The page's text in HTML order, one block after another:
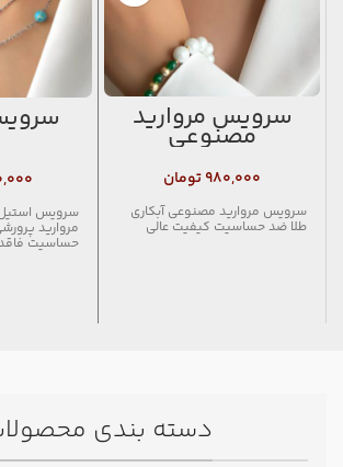
سرویس مروارید
مصنوعی
۹۸۰,۰۰۰تومان
سرویس مروارید مصنوعی آبکاری
طلا ضد حساسیت کیفیت عالی
سرویس
مروارید
حساسیت
دسته بندی